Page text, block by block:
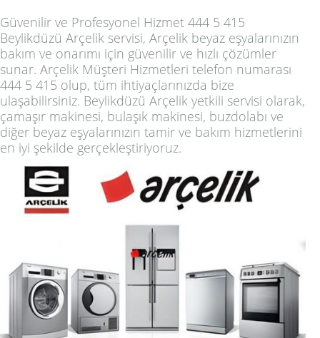
Güvenilir ve Profesyonel Hizmet 444 5 415
Beylikdüzü Arçelik servisi, Arçelik beyaz eşyalarınızın
bakım ve onarımı için güvenilir ve hızlı çözümler
sunar. Arçelik Müşteri Hizmetleri telefon numarası
444 5 415 olup, tüm ihtiyaçlarınızda bize
ulaşabilirsiniz. Beylikdüzü Arçelik yetkili servisi olarak,
çamaşır makinesi, bulaşık makinesi, buzdolabı ve
diğer beyaz eşyalarınızın tamir ve bakım hizmetlerini
en iyi şekilde gerçekleştiriyoruz.